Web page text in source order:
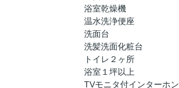
浴室乾燥機
温水洗浄便座
洗面台
洗髪洗面化粧台
トイレ２ヶ所
浴室１坪以上
TVモニタ付インターホン